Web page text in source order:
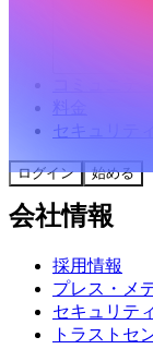
料金
セキュリティ
ログイン 始める
会社情報
採用情報
プレス・メ
セキュリティ
トラストセ